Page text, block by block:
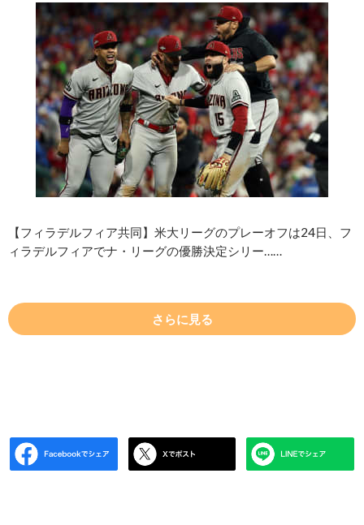
【フィラデルフィア共同】米大リーグのプレーオフは24日、フ
ィラデルフィアでナ・リーグの優勝決定シリー……
さらに見る